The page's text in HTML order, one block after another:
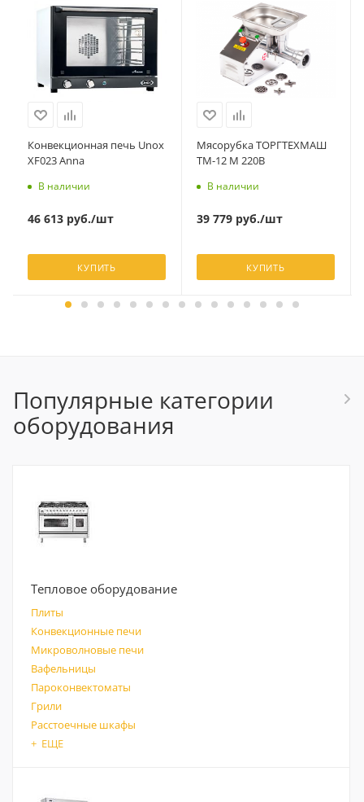
Конвекционная печь Unox
XF023 Anna
В наличии
46 613 руб./шт
КУПИТЬ
Мясорубка ТОРГТЕХМАШ
ТМ-12 М 220В
В наличии
39 779 руб./шт
КУПИТЬ
Популярные категории
оборудования
Тепловое оборудование
Плиты
Конвекционные печи
Микроволновые печи
Вафельницы
Пароконвектоматы
Грили
Расстоечные шкафы
+ ЕЩЕ